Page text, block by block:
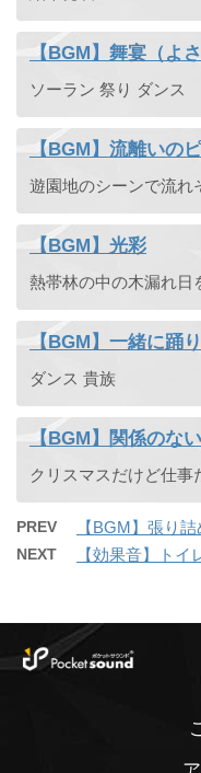
【BGM】舞宴（よ
ソーラン 祭り ダンス
【BGM】流離いの
【BGM】光彩
【BGM】一緒に踊
ダンス 貴族
【BGM】関係のな
PREV 【BGM】張り
NEXT 【効果音】ト